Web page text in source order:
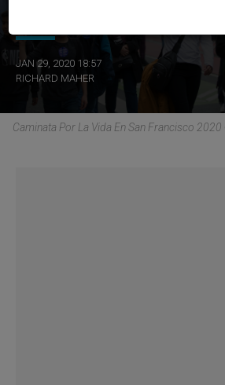
JAN 29, 2020 18:57
RICHARD MAHER
Caminata Por La Vida En San Francisco